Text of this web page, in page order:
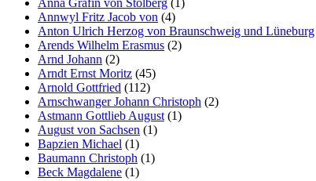
Annwyl Fritz Jacob von (4)
Anton Ulrich Herzog von Braunschweig und Lüneburg
Arends Wilhelm Erasmus (2)
Arnd Johann (2)
Arndt Ernst Moritz (45)
Arnold Gottfried (112)
Arnschwanger Johann Christoph (2)
Astmann Gottlieb August (1)
August von Sachsen (1)
Bapzien Michael (1)
Baumann Christoph (1)
Beck Magdalene (1)